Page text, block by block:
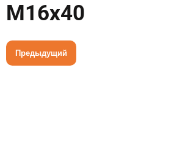
M16х40
Предыдущий